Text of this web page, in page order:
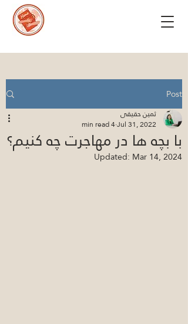
Post
با بچه ها در مهاجرت چه کنیم؟
ثمین حقیقی
Jul 31, 2022
4 min read
Updated: Mar 14, 2024